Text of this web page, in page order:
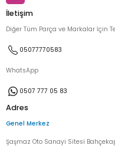
İletişim
Diğer Tüm Parça ve Markalar İçin
05077770583
WhatsApp
0507 777 05 83
Adres
Genel Merkez
Şaşmaz Oto Sanayi Sitesi